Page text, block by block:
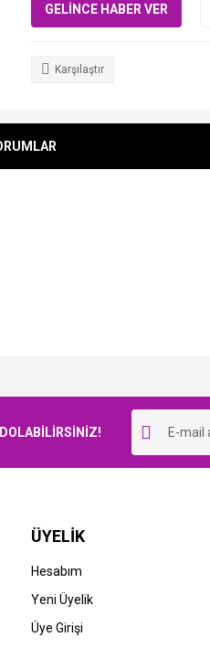
GELİNCE HABER VER
Karşılaştır
ÜYELİK
Hesabım
Yeni Üyelik
Üye Girişi